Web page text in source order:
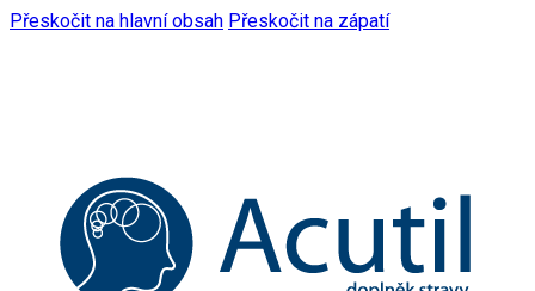
Přeskočit na hlavní obsah Přeskočit na zápatí